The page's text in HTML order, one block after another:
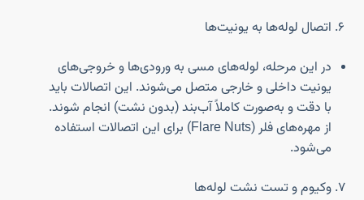
اتصال لوله‌ها به یونیت‌ها
در این مرحله، لوله‌های مسی به ورودی‌ها و خروجی‌های
یونیت داخلی و خارجی متصل می‌شوند. این اتصالات باید
با دقت و به‌صورت کاملاً آب‌بند (بدون نشت) انجام شوند.
از مهره‌های فلر (Flare Nuts) برای این اتصالات استفاده
می‌شود.
وکیوم و تست نشت لوله‌ها